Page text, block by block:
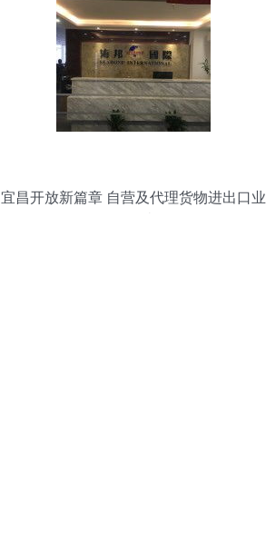
宜昌开放新篇章 自营及代理货物进出口业